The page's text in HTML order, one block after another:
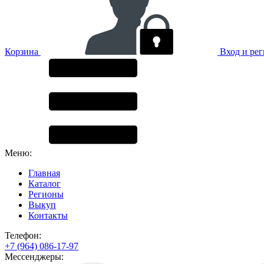
Корзина Вход и
Меню:
Главная
Каталог
Регионы
Выкуп
Контакты
Телефон:
+7 (964) 086-17-97
Мессенджеры: